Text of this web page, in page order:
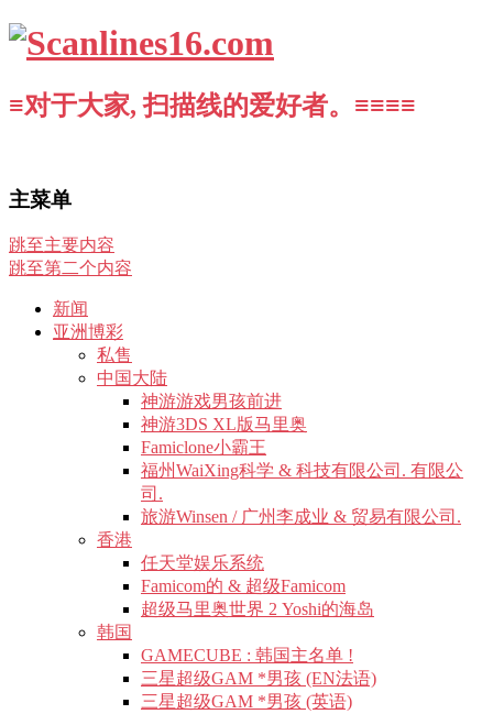
≡对于大家, 扫描线的爱好者。≡≡≡≡
主菜单
跳至主要内容
跳至第二个内容
新闻
亚洲博彩
私售
中国大陆
神游游戏男孩前进
神游3DS XL版马里奥
Famiclone小霸王
福州WaiXing科学 & 科技有限公司. 有限公
司.
旅游Winsen / 广州李成业 & 贸易有限公司.
香港
任天堂娱乐系统
Famicom的 & 超级Famicom
超级马里奥世界 2 Yoshi的海岛
韩国
GAMECUBE : 韩国主名单 !
三星超级GAM *男孩 (EN法语)
三星超级GAM *男孩 (英语)